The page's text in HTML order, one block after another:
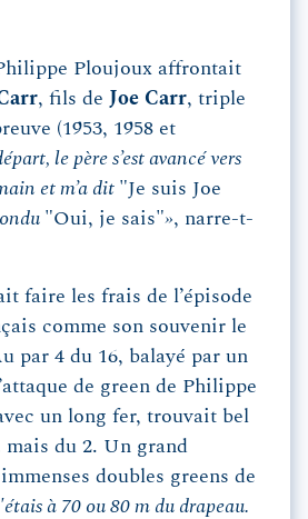
Ploujoux affrontait
, fils de Joe Carr, triple
(1953, 1958 et
le père s’est avancé vers
et m’a dit "Je suis Joe
"Oui, je sais"», narre-t-
faire les frais de l’épisode
comme son souvenir le
par 4 du 16, balayé par un
de green de Philippe
un long fer, trouvait bel
du 2. Un grand
doubles greens de
à 70 ou 80 m du drapeau.